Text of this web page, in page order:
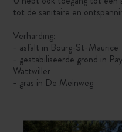
tot de sanitaire en
Verharding:
- asfalt in Bourg-St-Maurice
- gestabiliseerde grond in
Wattwiller
- gras in De Meinweg